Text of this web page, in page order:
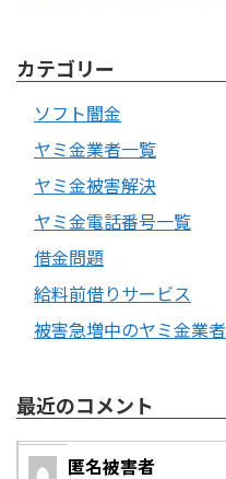
カテゴリー
ソフト闇金
ヤミ金業者一覧
ヤミ金被害解決
ヤミ金電話番号一覧
借金問題
給料前借りサービス
被害急増中のヤミ金業者
最近のコメント
匿名被害者